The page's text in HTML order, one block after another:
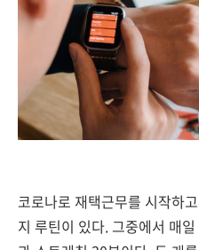
코로나로 재택근무를 시작하
지 루틴이 있다. 그중에서 매